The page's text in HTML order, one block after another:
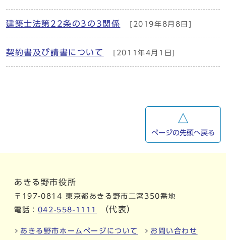
建築士法第22条の3の3関係 [2019年8月8日]
契約書及び請書について [2011年4月1日]
ページの先頭へ戻る
あきる野市役所
〒197-0814 東京都あきる野市二宮350番地
電話： 042-558-1111 （代表）
あきる野市ホームページについて お問い合わせ